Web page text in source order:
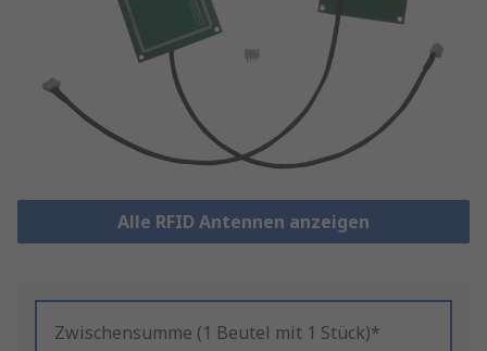
Alle RFID Antennen anzeigen
Zwischensumme (1 Beutel mit 1 Stück)*